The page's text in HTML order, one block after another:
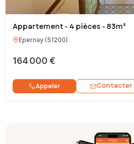
Appartement - 4 pièces - 83m²
Epernay(51200)
164 000 €
Appeler Contacter